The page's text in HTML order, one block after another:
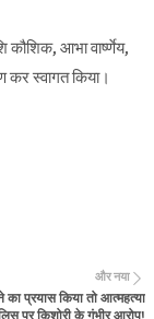
आभा वार्ष्णेय,
कर स्वागत किया।
और नया
प्रयास किया तो आत्महत्या